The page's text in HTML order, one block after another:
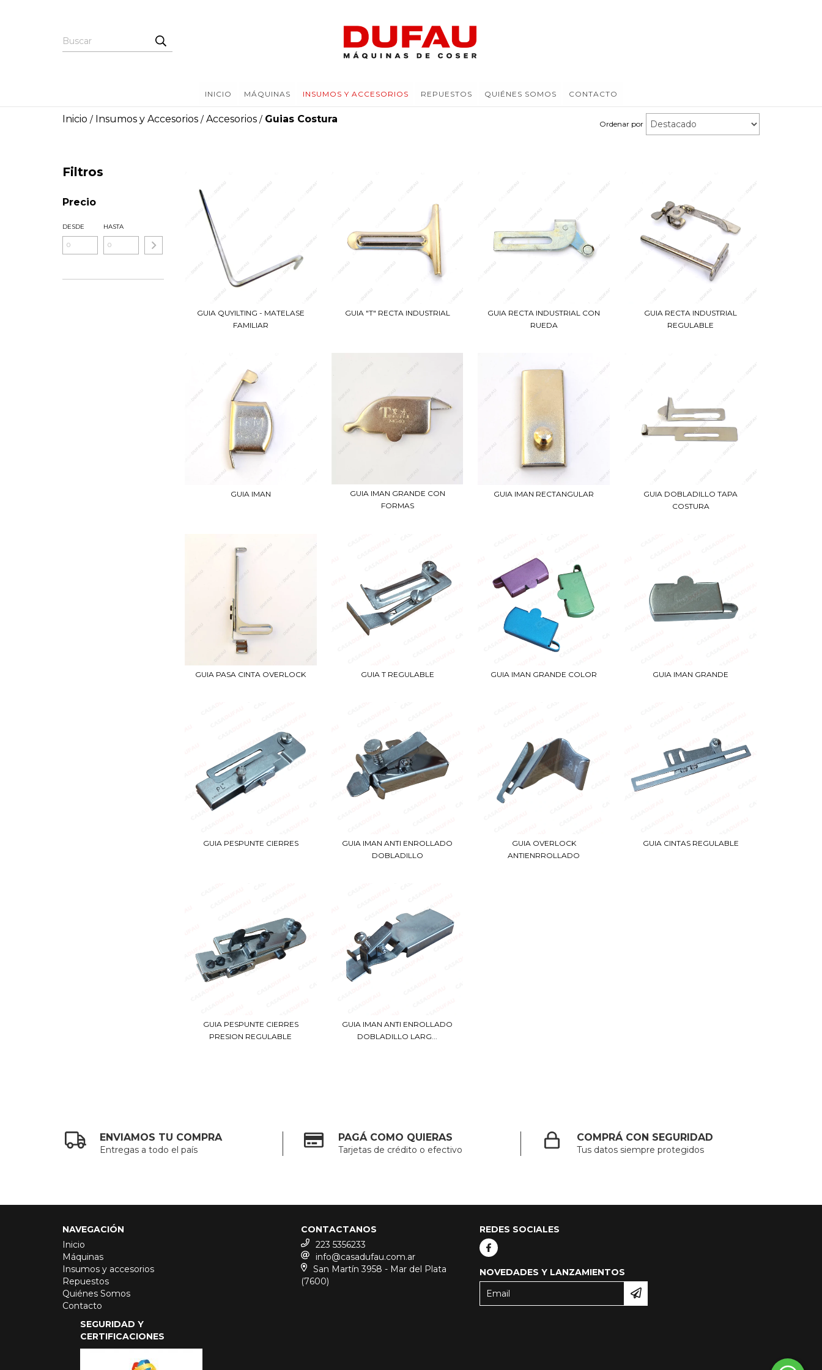
INICIO MÁQUINAS INSUMOS Y ACCESORIOS REPUESTOS QUIÉNES SOMOS CONTACTO
Inicio / Insumos y Accesorios / Accesorios / Guias Costura Ordenar por
Filtros
Precio
DESDE HASTA
GUIA QUYILTING - MATELASE
FAMILIAR
GUIA "T" RECTA INDUSTRIAL
GUIA RECTA INDUSTRIAL CON
RUEDA
GUIA RECTA INDUSTRIAL
REGULABLE
GUIA IMAN
GUIA IMAN GRANDE CON
FORMAS
GUIA IMAN RECTANGULAR
GUIA DOBLADILLO TAPA
COSTURA
GUIA PASA CINTA OVERLOCK GUIA T REGULABLE GUIA IMAN GRANDE COLOR GUIA IMAN GRANDE
GUIA PESPUNTE CIERRES
GUIA IMAN ANTI ENROLLADO
DOBLADILLO
GUIA OVERLOCK
ANTIENRROLLADO
GUIA CINTAS REGULABLE
GUIA PESPUNTE CIERRES
PRESION REGULABLE
GUIA IMAN ANTI ENROLLADO
DOBLADILLO LARG...
ENVIAMOS TU COMPRA
Entregas a todo el país
PAGÁ COMO QUIERAS
Tarjetas de crédito o efectivo
COMPRÁ CON SEGURIDAD
Tus datos siempre protegidos
NAVEGACIÓN
Inicio
Máquinas
Insumos y accesorios
Repuestos
Quiénes Somos
Contacto
CONTACTANOS
223 5356233
info@casadufau.com.ar
San Martín 3958 - Mar del Plata
(7600)
REDES SOCIALES
NOVEDADES Y LANZAMIENTOS
SEGURIDAD Y
CERTIFICACIONES